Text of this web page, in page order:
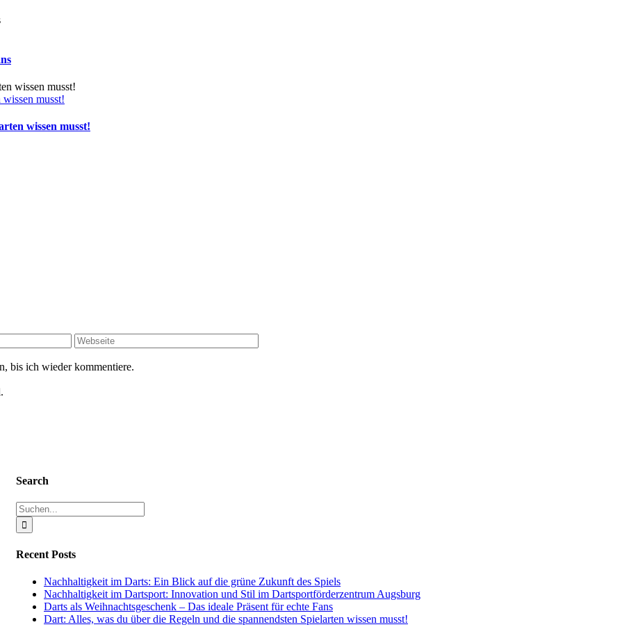
musst!
wissen musst!
bis ich wieder kommentiere.
Search
Suche
nach:
Recent Posts
Nachhaltigkeit im Darts: Ein Blick auf die grüne Zukunft des Spiels
Nachhaltigkeit im Dartsport: Innovation und Stil im Dartsportförderzentrum Augsburg
Darts als Weihnachtsgeschenk – Das ideale Präsent für echte Fans
Dart: Alles, was du über die Regeln und die spannendsten Spielarten wissen musst!